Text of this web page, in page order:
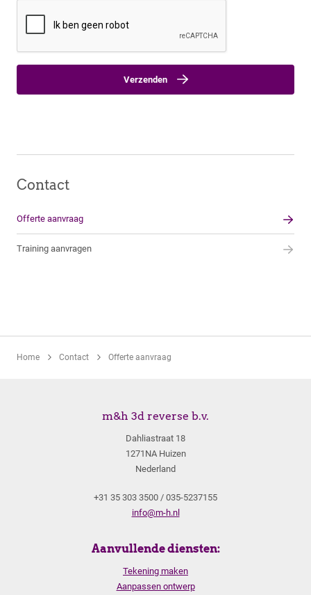
Verzenden
Contact
Offerte aanvraag
Training aanvragen
Home Contact Offerte aanvraag
m&h 3d reverse b.v.
Dahliastraat 18
1271NA Huizen
Nederland
+31 35 303 3500 / 035-5237155
info@m-h.nl
Aanvullende diensten:
Tekening maken
Aanpassen ontwerp